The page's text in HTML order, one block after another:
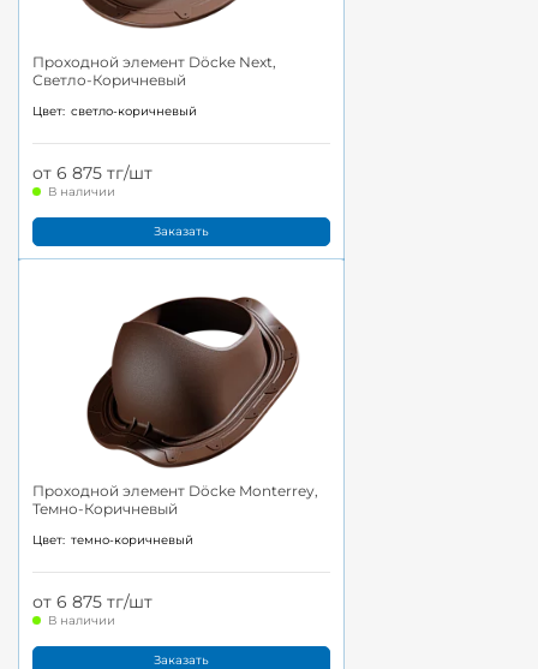
Проходной элемент Döcke Next,
Светло-Коричневый
Цвет: светло-коричневый
от 6 875 тг/шт
В наличии
Заказать
Проходной элемент Döcke Monterrey,
Темно-Коричневый
Цвет: темно-коричневый
от 6 875 тг/шт
В наличии
Заказать